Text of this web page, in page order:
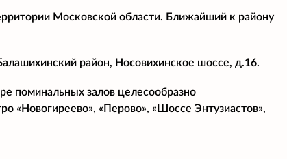
Московской области. Ближайший к району
район, Носовихинское шоссе, д.16.
поминальных залов целесообразно
«Новогиреево», «Перово», «Шоссе Энтузиастов»,